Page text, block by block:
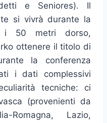
e Seniores). Il
si vivrà durante la
i 50 metri dorso,
ottenere il titolo di
la conferenza
i dati complessivi
tecniche: ci
(provenienti da
Romagna, Lazio,